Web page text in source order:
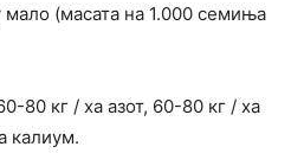
(масата на 1.000 семиња
80 кг / ха азот, 60-80 кг / ха
калиум.